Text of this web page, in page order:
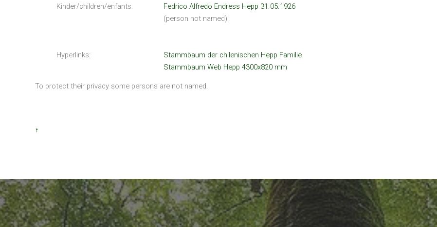
Kinder/children/enfants:
Fedrico Alfredo Endress Hepp 31.05.1926
(person not named)
Hyperlinks:
Stammbaum der chilenischen Hepp Familie
Stammbaum Web Hepp 4300x820 mm
To protect their privacy some persons are not named.
↑